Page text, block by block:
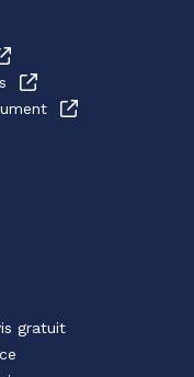
gratuit